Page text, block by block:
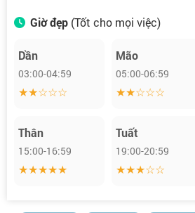
Giờ đẹp (Tốt cho mọi việc)
Dần
03:00-04:59
★★☆☆☆
Mão
05:00-06:59
★★☆☆☆
Thân
15:00-16:59
★★★★★
Tuất
19:00-20:59
★★★☆☆